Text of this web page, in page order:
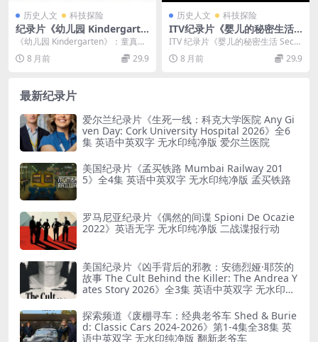
历史人文 科技探险
纪录片《幼儿园 Kindergarte
n》国语中字 标清百度网盘下
《幼儿园 Kindergarten》：童真视
角下的成长与世界 纪录片《幼儿园
K... 8 月前 29.9
历史人文 科技探险
ITV纪录片《婴儿的秘密生活 S
ecret Life of Babies》英语中
字 720P高清 婴儿纪录片下载
ITV 纪录片《婴儿的秘密生活 Secre
t Life of Babies》：揭...
8 月前 29.9
最新纪录片
爱尔兰纪录片《生死一线：科克大学医院 Any Gi
ven Day: Cork University Hospital 2026》全6
集 英语中英双字 无水印纯净版 爱尔兰医院
美国纪录片《孟买铁路 Mumbai Railway 201
5》全4集 英语中英双字 无水印纯净版 孟买铁路
罗马尼亚纪录片《偶然的间谍 Spioni De Ocazie
2022》英语无字 无水印纯净版 二战谍报行动
美国纪录片《凶手背后的邪教：安德烈娅·耶茨的
故事 The Cult Behind the Killer: The Andrea Y
ates Story 2026》全3集 英语中英双字 无水印纯
探索频道《废棚寻车：经典老爷车 Shed & Burie
d: Classic Cars 2024-2026》第1-4集全38集 英
语中英双字 无水印纯净版 翻新老爷车